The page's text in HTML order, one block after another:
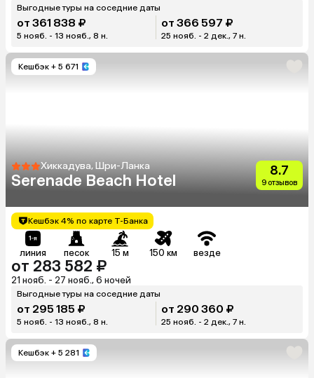
Выгодные туры на соседние даты
от 361 838 ₽
5 нояб. - 13 нояб., 8 н.
от 366 597 ₽
25 нояб. - 2 дек., 7 н.
Кешбэк + 5 671
Хиккадува, Шри-Ланка
Serenade Beach Hotel
8.7
9 отзывов
Кешбэк 4% по карте Т-Банка
линия песок 15 м 150 км везде
от 283 582 ₽
21 нояб. - 27 нояб., 6 ночей
Выгодные туры на соседние даты
от 295 185 ₽
5 нояб. - 13 нояб., 8 н.
от 290 360 ₽
25 нояб. - 2 дек., 7 н.
Кешбэк + 5 281